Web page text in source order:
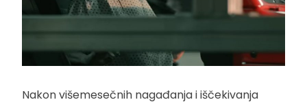
Nakon višemesečnih nagađanja i iščekivanja